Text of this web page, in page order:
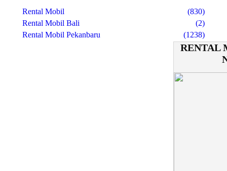
Rental Mobil
(830)
Rental Mobil Bali
(2)
Rental Mobil Pekanbaru
(1238)
RENTAL